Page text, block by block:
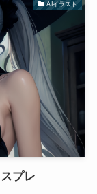
AIイラスト
プレ